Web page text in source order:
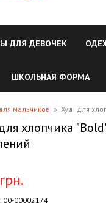
ДЛЯ ДЕВОЧЕК
ШКОЛЬНАЯ ФОРМА
мальчиков » Худі для
хлопчика
00-00002174